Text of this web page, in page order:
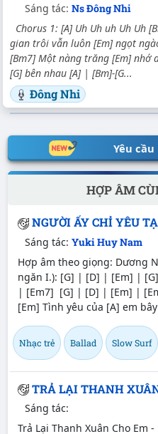
Sáng tác: Ns Đông Nhi
Chorus 1: [A] Uh Uh uh Uh Uh
gian trôi vẫn luôn [Em] ngọt
[Bm7] Một nàng trăng [Em] nhớ
[G] bên nhau [A] | [Bm]-[G...
Đông Nhi
Yêu
HỢP ÂM
NGƯỜI ẤY CHỈ YÊU
Sáng tác: Yuki Huy Nam
Hợp âm theo giọng: Dương
ngăn I.): [G] | [D] | [Em] |
| [Em7] [G] | [D] | [Em] |
[Em] Tình yêu của [A] em
Nhạc trẻ Ballad Slow Surf
TRẢ LẠI THANH
Sáng tác:
Trả Lại Thanh Xuân Cho Em